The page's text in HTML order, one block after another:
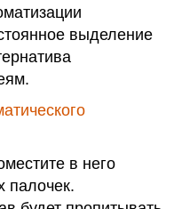
выделение
в него
палочек.